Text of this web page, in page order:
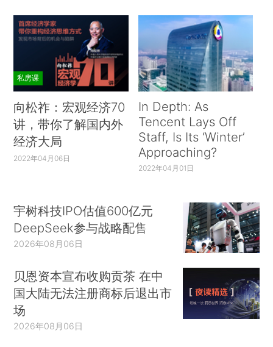
私房课
向松祚：宏观经济70
讲，带你了解国内外
经济大局
2022年04月06日
In Depth: As
Tencent Lays Off
Staff, Is Its ‘Winter’
Approaching?
2022年04月01日
宇树科技IPO估值600亿元
DeepSeek参与战略配售
2026年08月06日
贝恩资本宣布收购贡茶 在中
国大陆无法注册商标后退出市
场
2026年08月06日